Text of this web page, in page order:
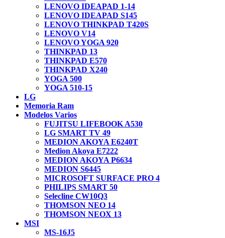
LENOVO IDEAPAD 1-14
LENOVO IDEAPAD S145
LENOVO THINKPAD T420S
LENOVO V14
LENOVO YOGA 920
THINKPAD 13
THINKPAD E570
THINKPAD X240
YOGA 500
YOGA 510-15
LG
Memoria Ram
Modelos Varios
FUJITSU LIFEBOOK A530
LG SMART TV 49
MEDION AKOYA E6240T
Medion Akoya E7222
MEDION AKOYA P6634
MEDION S6445
MICROSOFT SURFACE PRO 4
PHILIPS SMART 50
Selecline CW10Q3
THOMSON NEO 14
THOMSON NEOX 13
MSI
MS-16J5